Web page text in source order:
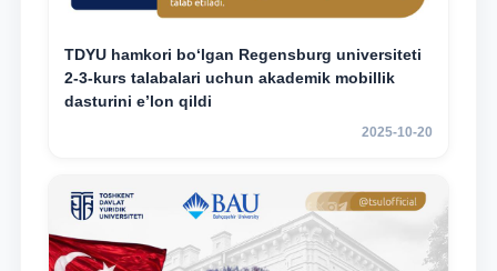
TDYU hamkori bo‘lgan Regensburg universiteti
2-3-kurs talabalari uchun akademik mobillik
dasturini e’lon qildi
2025-10-20